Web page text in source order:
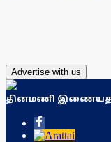
Advertise with us
தினமணி